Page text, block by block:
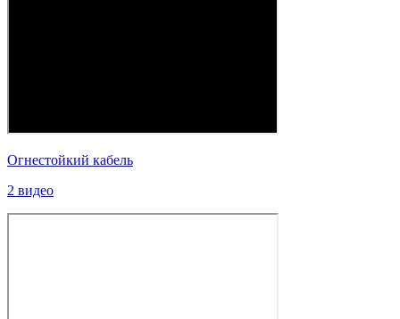
Огнестойкий кабель
2 видео